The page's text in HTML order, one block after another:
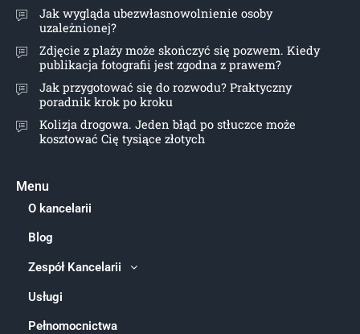
Jak wygląda ubezwłasnowolnienie osoby
uzależnionej?
Zdjęcie z plaży może skończyć się pozwem. Kiedy
publikacja fotografii jest zgodna z prawem?
Jak przygotować się do rozwodu? Praktyczny
poradnik krok po kroku
Kolizja drogowa. Jeden błąd po stłuczce może
kosztować Cię tysiące złotych
Menu
O kancelarii
Blog
Zespół Kancelarii
Usługi
Pełnomocnictwa